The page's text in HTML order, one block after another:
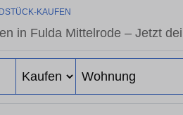
KAUFEN
in Fulda Mittelrode – Jetzt